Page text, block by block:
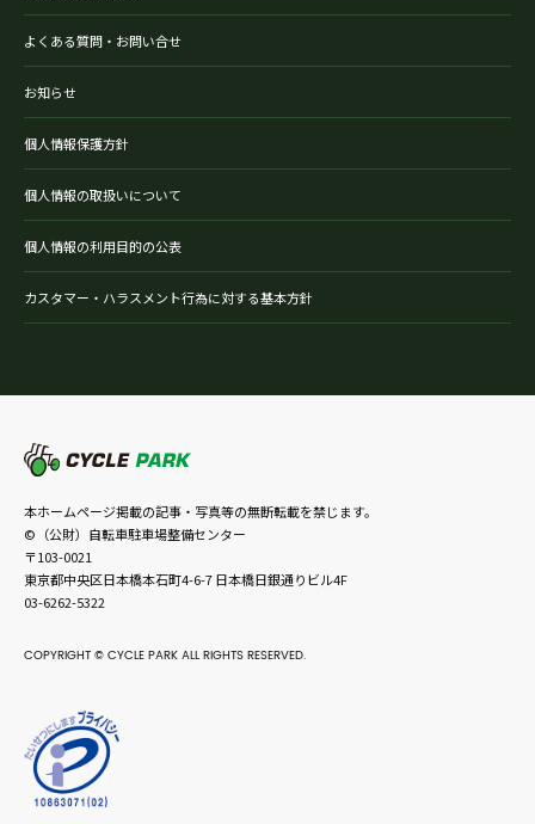
よくある質問・お問い合せ
お知らせ
個人情報保護方針
個人情報の取扱いについて
個人情報の利用目的の公表
カスタマー・ハラスメント行為に対する基本方針
本ホームページ掲載の記事・写真等の無断転載を禁じます。
©（公財）自転車駐車場整備センター
〒103-0021
東京都中央区日本橋本石町4-6-7 日本橋日銀通りビル4F
03-6262-5322
COPYRIGHT © CYCLE PARK ALL RIGHTS RESERVED.